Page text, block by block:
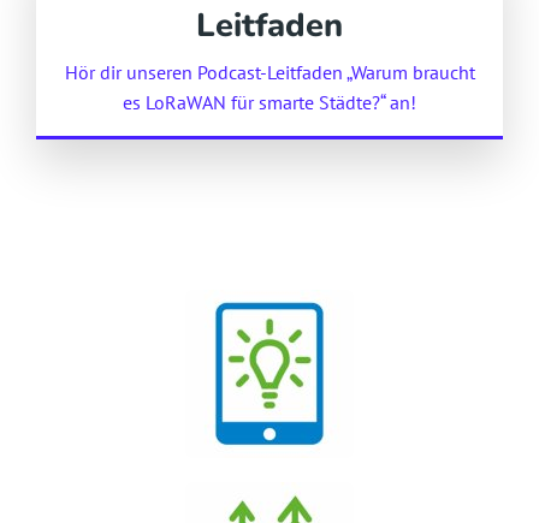
Leitfaden
Hör dir unseren Podcast-Leitfaden „Warum braucht
es LoRaWAN für smarte Städte?“ an!